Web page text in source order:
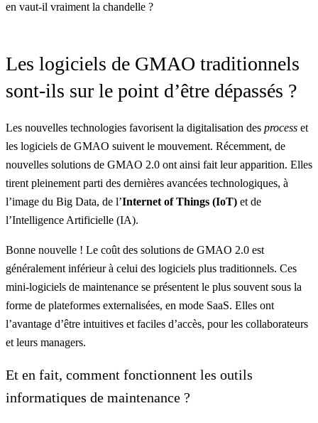
en vaut-il vraiment la chandelle ?
Les logiciels de GMAO traditionnels
sont-ils sur le point d’être dépassés ?
Les nouvelles technologies favorisent la digitalisation des process et
les logiciels de GMAO suivent le mouvement. Récemment, de
nouvelles solutions de GMAO 2.0 ont ainsi fait leur apparition. Elles
tirent pleinement parti des dernières avancées technologiques, à
l’image du Big Data, de l’Internet of Things (IoT) et de
l’Intelligence Artificielle (IA).
Bonne nouvelle ! Le coût des solutions de GMAO 2.0 est
généralement inférieur à celui des logiciels plus traditionnels. Ces
mini-logiciels de maintenance se présentent le plus souvent sous la
forme de plateformes externalisées, en mode SaaS. Elles ont
l’avantage d’être intuitives et faciles d’accès, pour les collaborateurs
et leurs managers.
Et en fait, comment fonctionnent les outils
informatiques de maintenance ?